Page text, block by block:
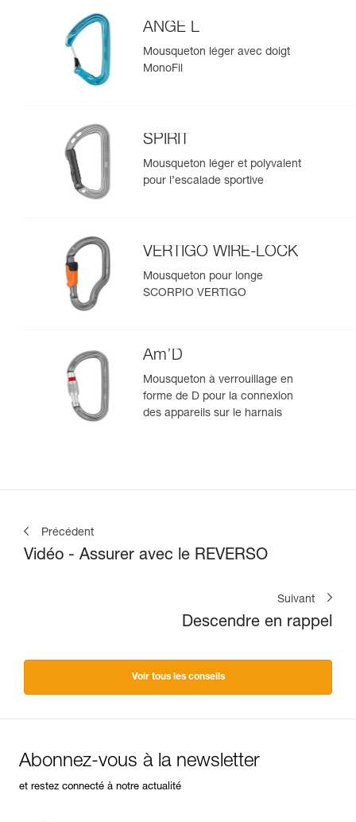
ANGE L
Mousqueton léger avec doigt
MonoFil
SPIRIT
Mousqueton léger et polyvalent
pour l’escalade sportive
VERTIGO WIRE-LOCK
Mousqueton pour longe
SCORPIO VERTIGO
Am’D
Mousqueton à verrouillage en
forme de D pour la connexion
des appareils sur le harnais
Précédent
Vidéo - Assurer avec le REVERSO
Suivant
Descendre en rappel
Voir tous les conseils
Abonnez-vous à la newsletter
et restez connecté à notre actualité